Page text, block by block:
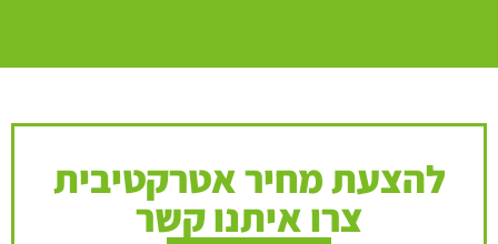
להצעת מחיר אטרקטיבית
צרו איתנו קשר